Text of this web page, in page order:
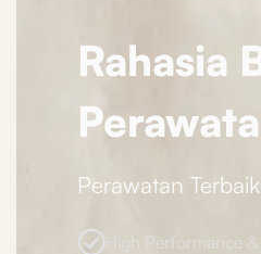
Rahasia
Perawatan
High Performance